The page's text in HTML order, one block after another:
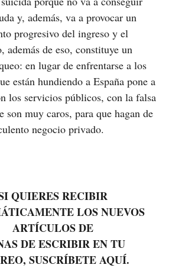
y, además, va a provocar un
progresivo del ingreso y el
además de eso, constituye un
en lugar de enfrentarse a los
están hundiendo a España pone a
los servicios públicos, con la falsa
son muy caros, para que hagan de
negocio privado.
QUIERES RECIBIR
LOS NUEVOS
ARTÍCULOS DE
DE ESCRIBIR EN TU
SUSCRÍBETE AQUÍ.